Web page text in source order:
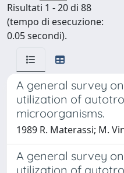
Risultati 1 - 20 di 88
(tempo di esecuzione:
0.05 secondi).
A general survey
utilization of
microorganisms.
1989 R. Materassi; M.
A general survey
utilization of